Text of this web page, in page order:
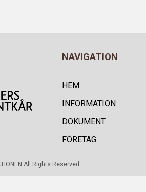
NAVIGATION
HEM
INFORMATION
DOKUMENT
FÖRETAG
All Rights Reserved